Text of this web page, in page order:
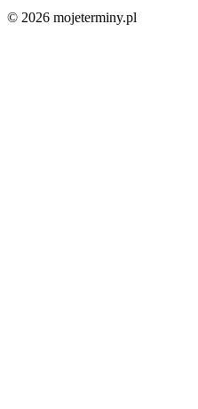
© 2026 mojeterminy.pl